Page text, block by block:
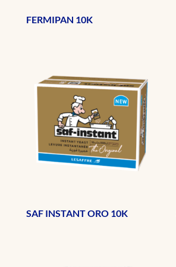
FERMIPAN 10K
SAF INSTANT ORO 10K